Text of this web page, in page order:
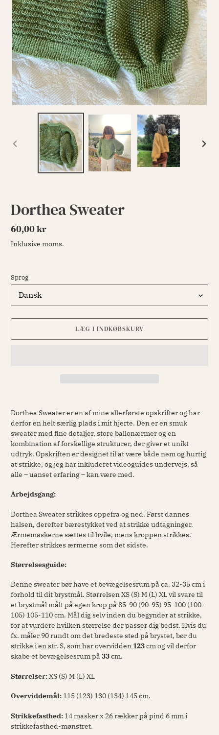
FORRIGE
Dorthea Sweater
Normalpris
60,00 kr
Inklusive moms.
Sprog
LÆG I INDKØBSKURV
i
din
indkøbskurv
Dorthea Sweater er en af mine allerførste opskrifter og har
derfor en helt særlig plads i mit hjerte. Den er en smuk
sweater med fine detaljer, store ballonærmer og en
kombination af forskellige strukturer, der giver et unikt
udtryk. Opskriften er designet til at være både nem og hurtig
at strikke, og jeg har inkluderet videoguides undervejs, så
alle – uanset erfaring – kan være med.
Arbejdsgang:
Dorthea Sweater strikkes oppefra og ned. Først dannes
halsen, derefter bærestykket ved at strikke udtagninger.
Ærmemaskerne sættes til hvile, mens kroppen strikkes.
Herefter strikkes ærmerne som det sidste.
Størrelsesguide:
Denne sweater bør have et bevægelsesrum på ca. 32-35 cm i
forhold til dit brystmål. Størrelsen XS (S) M (L) XL vil svare til
et brystmål målt på egen krop på 85-90 (90-95) 95-100 (100-
105) 105-110 cm. Mål dig selv inden du begynder at strikke,
for at vurdere hvilken størrelse der passer dig bedst. Hvis du
fx. måler 90 rundt om det bredeste sted på brystet, bør du
strikke i en str. S, som har overvidden 123cm og vil derfor
skabe et bevægelsesrum på 33cm.
Størrelser:XS (S) M (L) XL
Overviddemål: 115 (123) 130 (134) 145 cm.
Strikkefasthed: 14 masker x 26 rækker på pind 6 mm i
strikkefasthed-mønstret.